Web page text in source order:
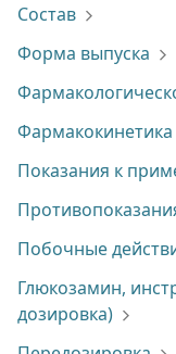
Состав
Форма выпуска
Показания к
Побочные
Глюкозамин,
дозировка)